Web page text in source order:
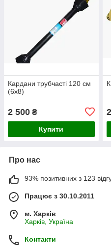
Кардани трубчасті 120 см
(6х8)
2 500 ₴
Купити
Про нас
93% позитивних з 123
Працює з 30.10.2011
м. Харків
Харків, Україна
Контакти